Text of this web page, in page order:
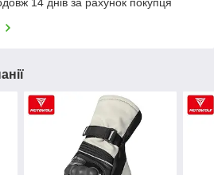
14 днів за рахунок покупця